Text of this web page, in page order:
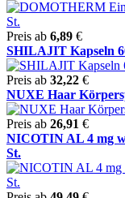
Preis ab 6,89 €
SHILAJIT Kapseln
Preis ab 32,22 €
NUXE Haar
Preis ab 26,91 €
NICOTIN AL 4 mg
St.